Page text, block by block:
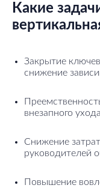
Какие
Закрытие
снижение
внезапного
Снижение
руководителей
Повышение